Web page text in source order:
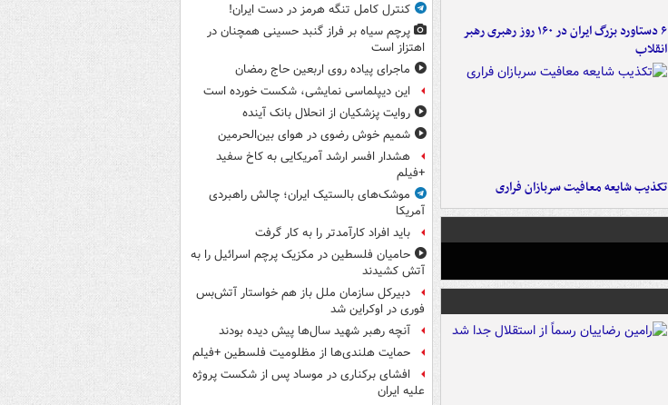
۶ دستاورد بزرگ ایران در ۱۶۰ روز رهبری رهبر
انقلاب
تکذیب شایعه معافیت سربازان فراری
کنترل کامل تنگه هرمز در دست ایران!
پرچم سیاه بر فراز گنبد حسینی همچنان در
اهتزاز است
ماجرای پیاده روی اربعین حاج رمضان
این دیپلماسی نمایشی، شکست خورده است
روایت پزشکیان از انحلال بانک آینده
شمیم خوش رضوی در هوای بین‌الحرمین
هشدار افسر ارشد آمریکایی به کاخ سفید
+فیلم
موشک‌های بالستیک ایران؛ چالش راهبردی
آمریکا
باید افراد کارآمدتر را به کار گرفت
حامیان فلسطین در مکزیک پرچم اسرائیل را به
آتش کشیدند
دبیرکل سازمان ملل باز هم خواستار آتش‌بس
فوری در اوکراین شد
آنچه رهبر شهید سال‌ها پیش دیده بودند
حمایت هلندی‌ها از مظلومیت فلسطین +فیلم
افشای برکناری در موساد پس از شکست پروژه
علیه ایران